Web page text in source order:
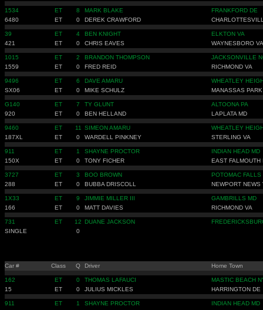
1534 ET 8 MARK BLAKE
FRANKFORD DE
6480
ET 0 DEREK CRAWFORD
39 ET 4 BEN KNIGHT
ELKTON VA
421
ET 0 CHRIS EAVES WAYNESBORO VA
1015 ET 2 BRANDON THOMPSON
JACKSONVILLE
1559
ET 0 FRED REID RICHMOND VA
9496 ET 6 DAVE AMARU
WHEATLEY
SX06
ET 0 MIKE SCHULZ MANASSAS
G140 ET 7 TY GLUNT
ALTOONA PA
920
ET 0 BEN HELLAND LAPLATA MD
9460 ET 11 SIMEON AMARU
WHEATLEY
187XL
ET 0 WARDELL PINKNEY STERLING VA
911 ET 1 SHAYNE PROCTOR
INDIAN HEAD MD
150X
ET 0 TONY FICHER EAST FALMOUTH
3727 ET 3 BOO BROWN
POTOMAC FALLS
288
ET 0 BUBBA DRISCOLL NEWPORT NEWS
1X33 ET 9 JIMMIE MILLER III
GAMBRILLS MD
166
ET 0 MATT DAVIES RICHMOND VA
731 ET 12 DUANE JACKSON
SINGLE
0
Car # Class Q Driver Home Town
162 ET 0 THOMAS LAFAUCI
MASTIC BEACH
15
ET 0 JULIUS MICKLES HARRINGTON DE
911 ET 1 SHAYNE PROCTOR
INDIAN HEAD MD